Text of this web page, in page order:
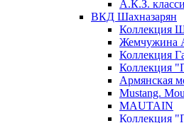
А.К.З.
ВКД Шахназарян
Жемчужина
Коллекция
Коллекция
Армянская
Mustang.
MAUTAIN
Коллекция